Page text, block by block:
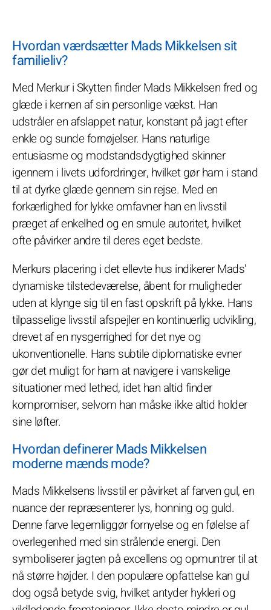
Hvordan værdsætter Mads Mikkelsen sit
familieliv?
Med Merkur i Skytten finder Mads Mikkelsen fred og
glæde i kernen af sin personlige vækst. Han
udstråler en afslappet natur, konstant på jagt efter
enkle og sunde fornøjelser. Hans naturlige
entusiasme og modstandsdygtighed skinner
igennem i livets udfordringer, hvilket gør ham i stand
til at dyrke glæde gennem sin rejse. Med en
forkærlighed for lykke omfavner han en livsstil
præget af enkelhed og en smule autoritet, hvilket
ofte påvirker andre til deres eget bedste.
Merkurs placering i det ellevte hus indikerer Mads'
dynamiske tilstedeværelse, åbent for muligheder
uden at klynge sig til en fast opskrift på lykke. Hans
tilpasselige livsstil afspejler en kontinuerlig udvikling,
drevet af en nysgerrighed for det nye og
ukonventionelle. Hans subtile diplomatiske evner
gør det muligt for ham at navigere i vanskelige
situationer med lethed, idet han altid finder
kompromiser, selvom han måske ikke altid holder
sine løfter.
Hvordan definerer Mads Mikkelsen
moderne mænds mode?
Mads Mikkelsens livsstil er påvirket af farven gul, en
nuance der repræsenterer lys, honning og guld.
Denne farve legemliggør fornyelse og en følelse af
overlegenhed med sin strålende energi. Den
symboliserer jagten på excellens og opmuntrer til at
nå større højder. I den populære opfattelse kan gul
dog også betyde svig, hvilket antyder hykleri og